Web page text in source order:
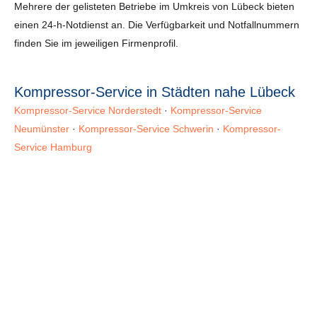
Mehrere der gelisteten Betriebe im Umkreis von Lübeck bieten
einen 24-h-Notdienst an. Die Verfügbarkeit und Notfallnummern
finden Sie im jeweiligen Firmenprofil.
Kompressor-Service in Städten nahe Lübeck
Kompressor-Service Norderstedt · Kompressor-Service
Neumünster · Kompressor-Service Schwerin · Kompressor-
Service Hamburg